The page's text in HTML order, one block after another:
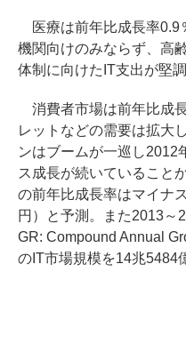
医療は前年比成長率0.9
機関向けのみならず、高
体制に向けたIT支出が堅
消費者市場は前年比成
レットなどの需要は拡大
ンはブームが一巡し2012
ス成長が続いていること
の前年比成長率はマイナ
円）と予測。また2013～
GR: Compound Annual
のIT市場規模を14兆5484